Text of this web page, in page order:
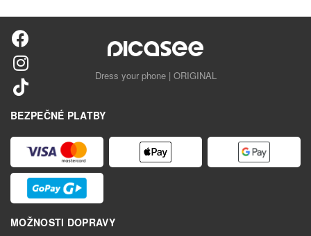
Dress your phone | ORIGINAL
BEZPEČNÉ PLATBY
MOŽNOSTI DOPRAVY